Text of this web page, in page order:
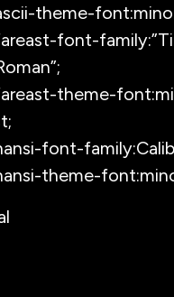
theme-
font-
theme-
font-
theme-